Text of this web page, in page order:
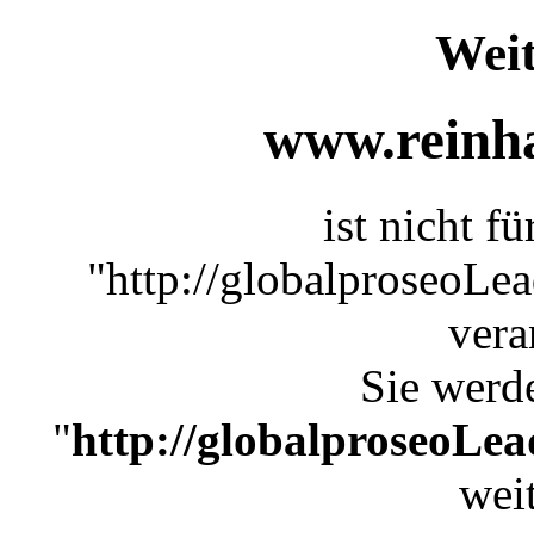
ist nicht
"http://
Sie
"http://